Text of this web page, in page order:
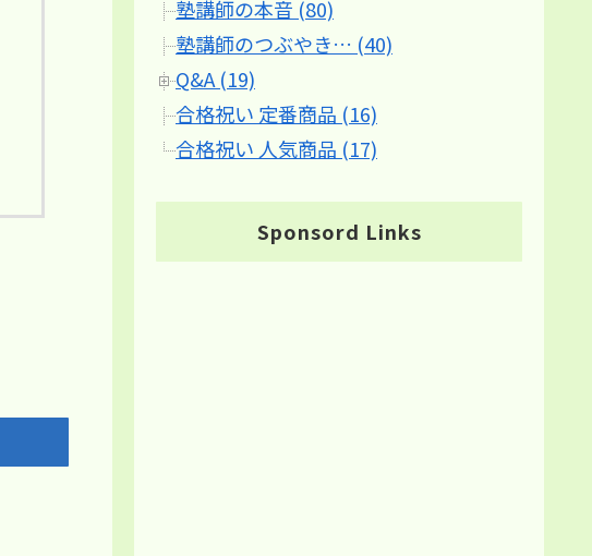
塾講師の本音 (80)
塾講師のつぶやき… (40)
Q&A (19)
合格祝い 定番商品 (16)
合格祝い 人気商品 (17)
Sponsord Links